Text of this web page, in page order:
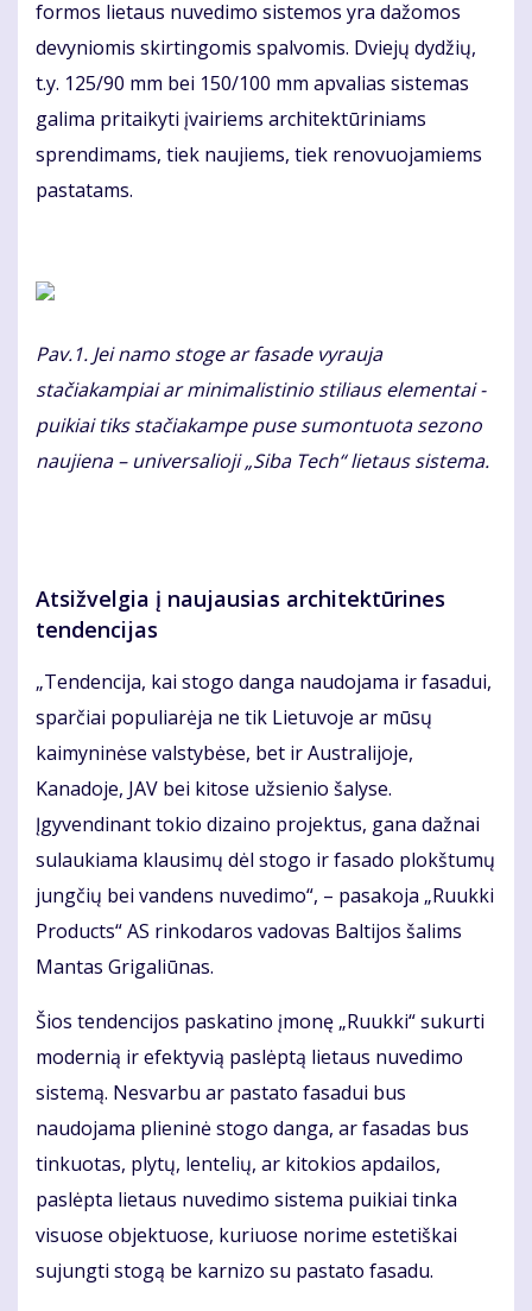
formos lietaus nuvedimo sistemos yra dažomos
devyniomis skirtingomis spalvomis. Dviejų dydžių,
t.y. 125/90 mm bei 150/100 mm apvalias sistemas
galima pritaikyti įvairiems architektūriniams
sprendimams, tiek naujiems, tiek renovuojamiems
pastatams.
Pav.1. Jei namo stoge ar fasade vyrauja
stačiakampiai ar minimalistinio stiliaus elementai -
puikiai tiks stačiakampe puse sumontuota sezono
naujiena – universalioji „Siba Tech“ lietaus sistema.
Atsižvelgia į naujausias architektūrines
tendencijas
„Tendencija, kai stogo danga naudojama ir fasadui,
sparčiai populiarėja ne tik Lietuvoje ar mūsų
kaimyninėse valstybėse, bet ir Australijoje,
Kanadoje, JAV bei kitose užsienio šalyse.
Įgyvendinant tokio dizaino projektus, gana dažnai
sulaukiama klausimų dėl stogo ir fasado plokštumų
jungčių bei vandens nuvedimo“, – pasakoja „Ruukki
Products“ AS rinkodaros vadovas Baltijos šalims
Mantas Grigaliūnas.
Šios tendencijos paskatino įmonę „Ruukki“ sukurti
modernią ir efektyvią paslėptą lietaus nuvedimo
sistemą. Nesvarbu ar pastato fasadui bus
naudojama plieninė stogo danga, ar fasadas bus
tinkuotas, plytų, lentelių, ar kitokios apdailos,
paslėpta lietaus nuvedimo sistema puikiai tinka
visuose objektuose, kuriuose norime estetiškai
sujungti stogą be karnizo su pastato fasadu.